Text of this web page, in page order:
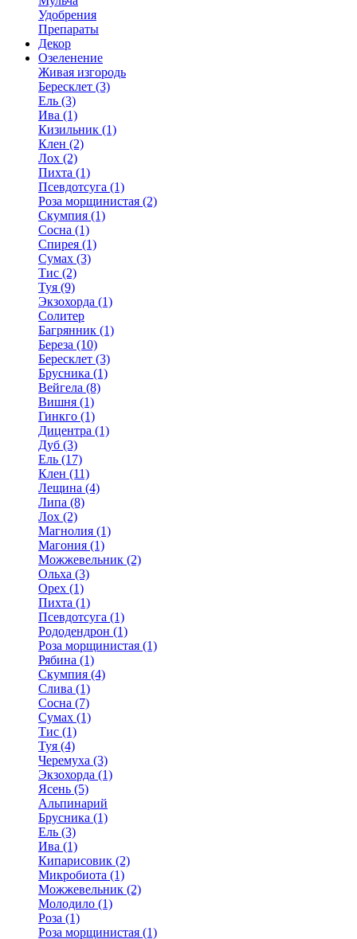
Удобрения
Препараты
Декор
Озеленение
Живая изгородь
Бересклет (3)
Ель (3)
Ива (1)
Кизильник (1)
Клен (2)
Лох (2)
Пихта (1)
Псевдотсуга (1)
Роза морщинистая (2)
Скумпия (1)
Сосна (1)
Спирея (1)
Сумах (3)
Тис (2)
Туя (9)
Экзохорда (1)
Солитер
Багрянник (1)
Береза (10)
Бересклет (3)
Брусника (1)
Вейгела (8)
Вишня (1)
Гинкго (1)
Дицентра (1)
Дуб (3)
Ель (17)
Клен (11)
Лещина (4)
Липа (8)
Лох (2)
Магнолия (1)
Магония (1)
Можжевельник (2)
Ольха (3)
Орех (1)
Пихта (1)
Псевдотсуга (1)
Рододендрон (1)
Роза морщинистая (1)
Рябина (1)
Скумпия (4)
Слива (1)
Сосна (7)
Сумах (1)
Тис (1)
Туя (4)
Черемуха (3)
Экзохорда (1)
Ясень (5)
Альпинарий
Брусника (1)
Ель (3)
Ива (1)
Кипарисовик (2)
Микробиота (1)
Можжевельник (2)
Молодило (1)
Роза (1)
Роза морщинистая (1)